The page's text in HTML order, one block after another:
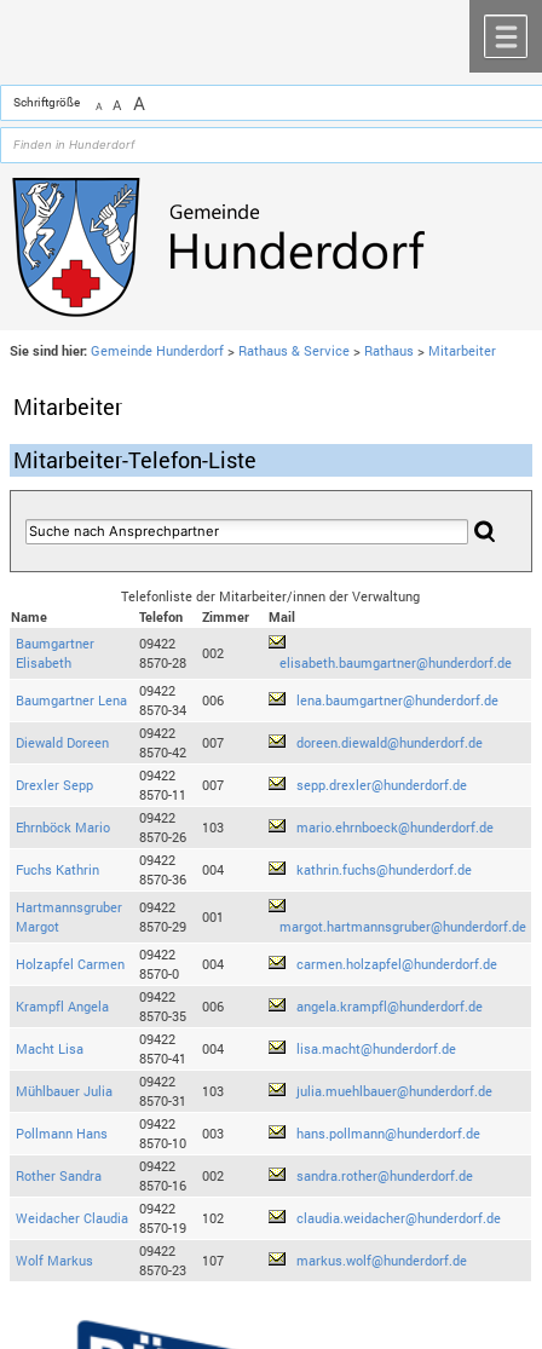
Schriftgröße A A A
Sie sind hier: Gemeinde Hunderdorf > Rathaus & Service > Rathaus > Mitarbeiter
Mitarbeiter
Mitarbeiter-Telefon-Liste
Telefonliste der Mitarbeiter/innen der Verwaltung
Name
Telefon Zimmer
Mail
Baumgartner
Elisabeth
09422
8570-28
002
elisabeth.baumgartner@hunderdorf.de
Baumgartner Lena
09422
8570-34
006 lena.baumgartner@hunderdorf.de
Diewald Doreen
09422
8570-42
007 doreen.diewald@hunderdorf.de
Drexler Sepp
09422
8570-11
007 sepp.drexler@hunderdorf.de
Ehrnböck Mario
09422
8570-26
103 mario.ehrnboeck@hunderdorf.de
Fuchs Kathrin
09422
8570-36
004 kathrin.fuchs@hunderdorf.de
Hartmannsgruber
Margot
09422
8570-29
001
margot.hartmannsgruber@hunderdorf.de
Holzapfel Carmen
09422
8570-0
004 carmen.holzapfel@hunderdorf.de
Krampfl Angela
09422
8570-35
006 angela.krampfl@hunderdorf.de
Macht Lisa
09422
8570-41
004 lisa.macht@hunderdorf.de
Mühlbauer Julia
09422
8570-31
103 julia.muehlbauer@hunderdorf.de
Pollmann Hans
09422
8570-10
003 hans.pollmann@hunderdorf.de
Rother Sandra
09422
8570-16
002 sandra.rother@hunderdorf.de
Weidacher Claudia
09422
8570-19
102 claudia.weidacher@hunderdorf.de
Wolf Markus
09422
8570-23
107 markus.wolf@hunderdorf.de